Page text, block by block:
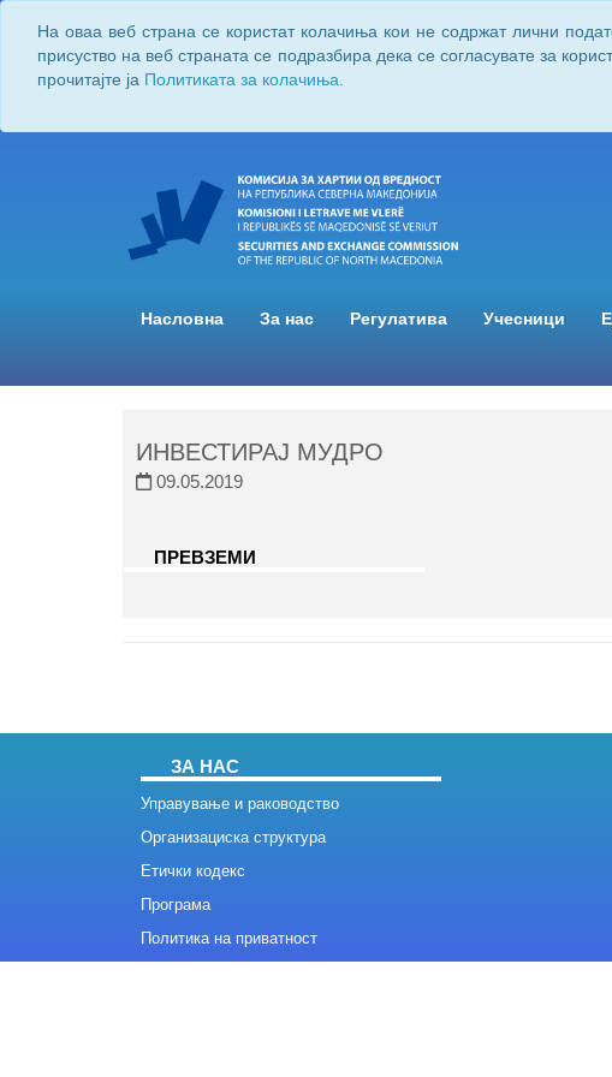
На оваа веб страна се користат колачиња кои не содржат лични
присуство на веб страната се подразбира дека се согласувате за
прочитајте ја Политиката за колачиња.
Насловна За нас Регулатива Учесници
ИНВЕСТИРАЈ МУДРО
09.05.2019
ПРЕВЗЕМИ​
ЗА НАС
Управување и раководство
Организациска структура
Етички кодекс
Програма
Политика на приватност